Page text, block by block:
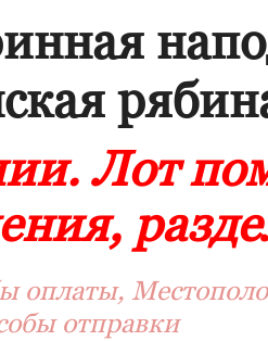
Лот
оплаты,
отправки